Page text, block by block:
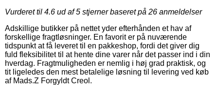
Vurderet til 4.6 ud af 5 stjerner baseret på 26 anmeldelser
Adskillige butikker på nettet yder efterhånden et hav af
forskellige fragtløsninger. En favorit er på nuværende
tidspunkt at få leveret til en pakkeshop, fordi det giver dig
fuld fleksibilitet til at hente dine varer når det passer ind i din
hverdag. Fragtmuligheden er nemlig i høj grad praktisk, og
tit ligeledes den mest betalelige løsning til levering ved køb
af Mads.Z Forgyldt Creol.